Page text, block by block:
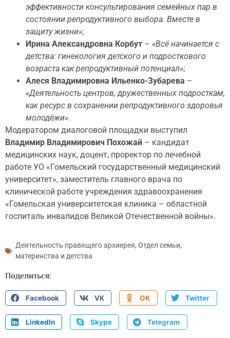
эффективности консультирования семейных пар в
состоянии репродуктивного выбора. Вместе в
защиту жизни»;
Ирина Александровна Корбут – «Всё начинается с
детства: гинекология детского и подросткового
возраста как репродуктивный потенциал»;
Алеся Владимировна Ильенко-Зубарева –
«Деятельность центров, дружественных подросткам,
как ресурс в сохранении репродуктивного здоровья
молодёжи».
Модератором диалоговой площадки выступил
Владимир Владимирович Похожай – кандидат
медицинских наук, доцент, проректор по лечебной
работе УО «Гомельский государственный медицинский
университет», заместитель главного врача по
клинической работе учреждения здравоохранения
«Гомельская университетская клиника – областной
госпиталь инвалидов Великой Отечественной войны».
Деятельность правящего архиерея, Отдел семьи,
материнства и детства
Поделиться:
Facebook VK OK Twitter
LinkedIn Skype Telegram